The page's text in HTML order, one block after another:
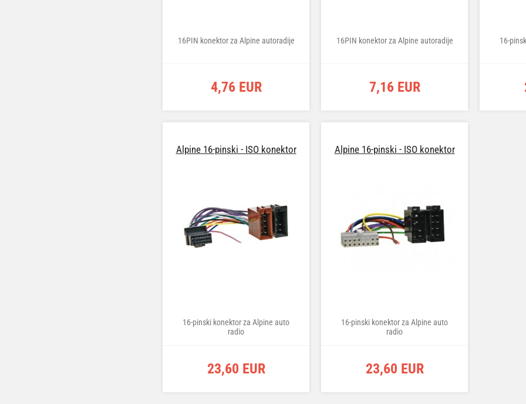
16PIN konektor za Alpine autoradije
4,76 EUR
16PIN konektor za Alpine autoradije
7,16 EUR
16-
Alpine 16-pinski - ISO konektor
16-pinski konektor za Alpine auto
radio
23,60 EUR
Alpine 16-pinski - ISO konektor
16-pinski konektor za Alpine auto
radio
23,60 EUR